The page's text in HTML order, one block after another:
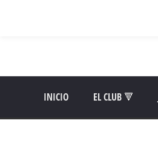
INICIO EL CLUB 🔻